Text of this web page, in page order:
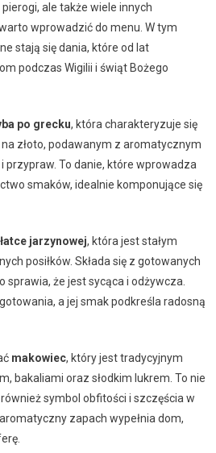
ale także wiele innych
wprowadzić do menu. W tym
stają się dania, które od lat
podczas Wigilii i świąt Bożego
po grecku, która charakteryzuje się
złoto, podawanym z aromatycznym
przypraw. To danie, które wprowadza
smaków, idealnie komponujące się
jarzynowej, która jest stałym
posiłków. Składa się z gotowanych
sprawia, że jest sycąca i odżywcza.
a jej smak podkreśla radosną
makowiec, który jest tradycyjnym
bakaliami oraz słodkim lukrem. To nie
symbol obfitości i szczęścia w
zapach wypełnia dom,